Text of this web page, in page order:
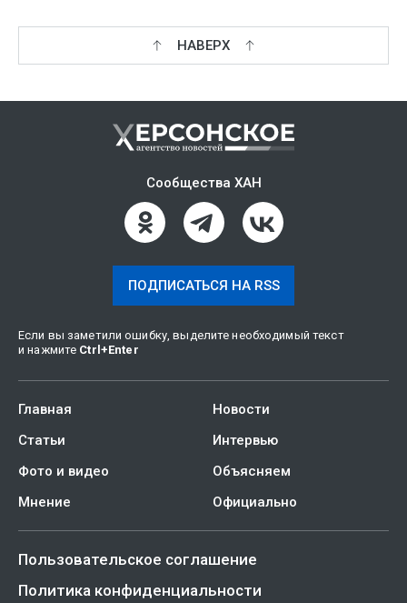
НАВЕРХ
Сообщества ХАН
ПОДПИСАТЬСЯ НА RSS
Если вы заметили ошибку, выделите необходимый текст
и нажмите Ctrl +Enter
Главная
Новости
Статьи
Интервью
Фото и видео
Объясняем
Мнение
Официально
Пользовательское соглашение
Политика конфиденциальности